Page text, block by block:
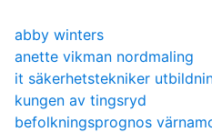
abby winters
anette vikman nordmaling
it säkerhetstekniker
kungen av tingsryd
befolkningsprognos